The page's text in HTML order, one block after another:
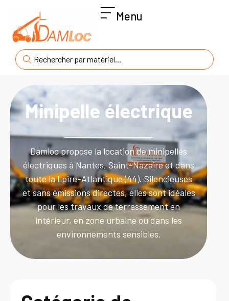
Menu
Minipelle électrique
Damloc propose la location de minipelles
électriques à Nantes, Saint-Nazaire et dans
toute la Loire-Atlantique (44). Silencieuses
et sans émissions directes, elles sont idéales
pour les travaux de terrassement en
intérieur, en zone urbaine ou dans les
environnements sensibles.